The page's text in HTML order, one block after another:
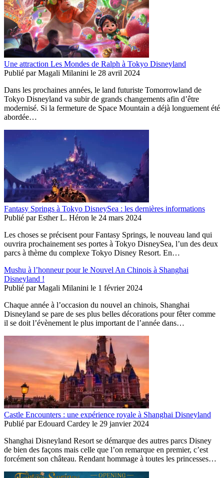
Une attraction Les Mondes de Ralph à Tokyo Disneyland
Publié parMagali Milanini le 28 avril 2024
Dans les prochaines années, le land futuriste Tomorrowland de
Tokyo Disneyland va subir de grands changements afin d’être
modernisé. Si la fermeture de Space Mountain a déjà longuement été
abordée…
Fantasy Springs à Tokyo DisneySea : les dernières informations
Publié parEsther L. Héron le 24 mars 2024
Les choses se précisent pour Fantasy Springs, le nouveau land qui
ouvrira prochainement ses portes à Tokyo DisneySea, l’un des deux
parcs à thème du complexe Tokyo Disney Resort. En…
Mushu à l’honneur pour le Nouvel An Chinois à Shanghai
Disneyland !
Publié parMagali Milanini le 1 février 2024
Chaque année à l’occasion du nouvel an chinois, Shanghai
Disneyland se pare de ses plus belles décorations pour fêter comme
il se doit l’évènement le plus important de l’année dans…
Castle Encounters : une expérience royale à Shanghai Disneyland
Publié parEdouard Cardey le 29 janvier 2024
Shanghai Disneyland Resort se démarque des autres parcs Disney
de bien des façons mais celle que l’on remarque en premier, c’est
forcément son château. Rendant hommage à toutes les princesses…